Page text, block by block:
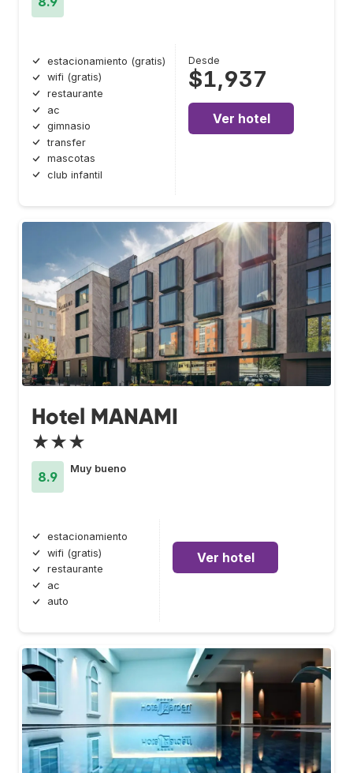
estacionamiento (gratis)
wifi (gratis)
restaurante
ac
gimnasio
transfer
mascotas
club infantil
Desde
$1,937
Ver hotel
Hotel MANAMI
★★★
8.9
Muy bueno
estacionamiento
wifi (gratis)
restaurante
ac
auto
Ver hotel